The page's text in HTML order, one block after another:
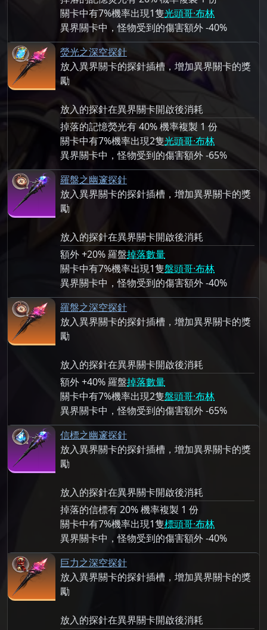
關卡中有7%機率出現1隻光頭哥·布林
異界關卡中，怪物受到的傷害額外 -40%
熒光之深空探針
放入異界關卡的探針插槽，增加異界關卡的獎
勵
放入的探針在異界關卡開啟後消耗
掉落的記憶熒光有 40% 機率複製 1 份
關卡中有7%機率出現2隻光頭哥·布林
異界關卡中，怪物受到的傷害額外 -65%
羅盤之幽邃探針
放入異界關卡的探針插槽，增加異界關卡的獎
勵
放入的探針在異界關卡開啟後消耗
額外 +20% 羅盤掉落數量
關卡中有7%機率出現1隻盤頭哥·布林
異界關卡中，怪物受到的傷害額外 -40%
羅盤之深空探針
放入異界關卡的探針插槽，增加異界關卡的獎
勵
放入的探針在異界關卡開啟後消耗
額外 +40% 羅盤掉落數量
關卡中有7%機率出現2隻盤頭哥·布林
異界關卡中，怪物受到的傷害額外 -65%
信標之幽邃探針
放入異界關卡的探針插槽，增加異界關卡的獎
勵
放入的探針在異界關卡開啟後消耗
掉落的信標有 20% 機率複製 1 份
關卡中有7%機率出現1隻標頭哥·布林
異界關卡中，怪物受到的傷害額外 -40%
巨力之深空探針
放入異界關卡的探針插槽，增加異界關卡的獎
勵
放入的探針在異界關卡開啟後消耗